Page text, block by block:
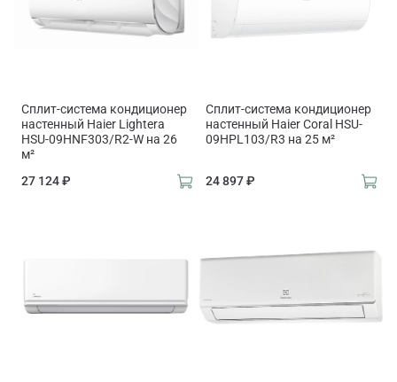
Сплит-система кондиционер
настенный Haier Lightera
HSU-09HNF303/R2-W на 26
м²
27 124 ₽
Сплит-система кондиционер
настенный Haier Coral HSU-
09HPL103/R3 на 25 м²
24 897 ₽